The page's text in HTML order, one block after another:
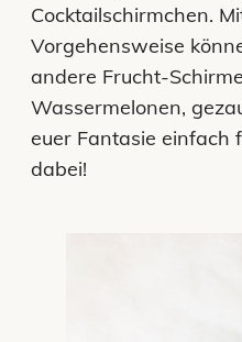
Cocktailschirmchen.
Vorgehensweise
andere Frucht-
Wassermelonen,
euer Fantasie einfach
dabei!